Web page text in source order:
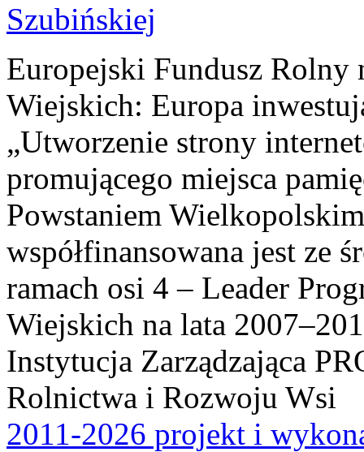
Europejski Fundusz Rolny
Wiejskich: Europa
„Utworzenie strony
promującego miejsca
Powstaniem
współfinansowana jest ze
ramach osi 4 – Leader
Wiejskich na lata
Instytucja Zarządzająca
Rolnictwa i Rozwoju Wsi
2011-2026 projekt i